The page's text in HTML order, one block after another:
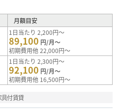
月額目安
1日当たり 2,200円～
89,100 円/月～
初期費用他 22,000円～
1日当たり 2,300円～
92,100 円/月～
初期費用他 16,500円～
具付賃貸